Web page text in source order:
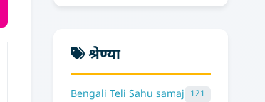
श्रेण्या
Bengali Teli Sahu samaj 121